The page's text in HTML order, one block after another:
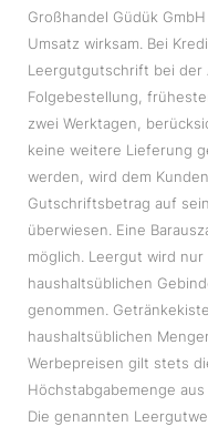
Großhandel Güdük GmbH
Umsatz wirksam. Bei
Leergutgutschrift bei der
Folgebestellung,
zwei Werktagen,
keine weitere Lieferung
werden, wird dem
Gutschriftsbetrag auf
überwiesen. Eine
möglich. Leergut wird
haushaltsüblichen
genommen.
haushaltsüblichen
Werbepreisen gilt stets
Höchstabgabemenge aus
Die genannten